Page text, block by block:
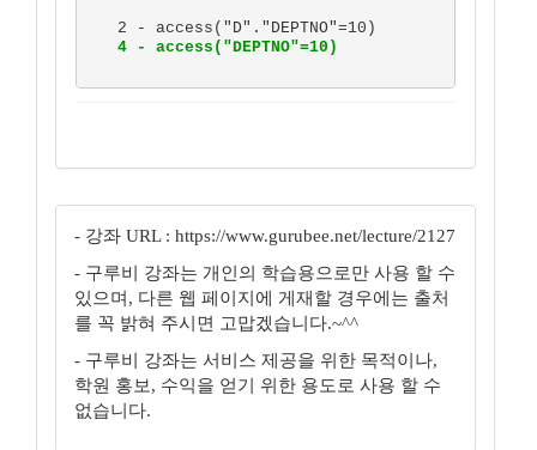
   2 - access("D"."DEPTNO"=10)
4 - access("DEPTNO"=10)
- 강좌 URL : https://www.gurubee.net/lecture/2127
- 구루비 강좌는 개인의 학습용으로만 사용 할 수
있으며, 다른 웹 페이지에 게재할 경우에는 출처
를 꼭 밝혀 주시면 고맙겠습니다.~^^
- 구루비 강좌는 서비스 제공을 위한 목적이나,
학원 홍보, 수익을 얻기 위한 용도로 사용 할 수
없습니다.